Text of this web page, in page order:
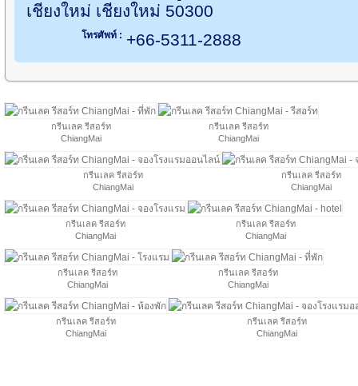
เชียงใหม่ เชียงใหม่ 50300
โทรศัพท์ : +66-5311-2888
กรีนเลค รีสอร์ท
ChiangMai
กรีนเลค รีสอร์ท
ChiangMai
กรีนเลค รีสอร์ท
ChiangMai
กรีนเลค รีสอร์ท
ChiangMai
กรีนเลค รีสอร์ท
ChiangMai
กรีนเลค รีสอร์ท
ChiangMai
กรีนเลค รีสอร์ท
ChiangMai
กรีนเลค รีสอร์ท
ChiangMai
กรีนเลค รีสอร์ท
ChiangMai
กรีนเลค รีสอร์ท
ChiangMai